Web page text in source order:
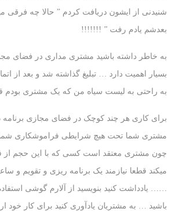
شنیدنی از ایشون دریافت کردم ” حالا چه فرقی
بعدشم یادم رفت ” !!!!!!!
به خاطر داشته باشید مشتری مداری در فضای
بسیار اهمیت دارد … تبلیغ گذاشته شد و بعد از
به راحتی به لیست سیاه من که یک مشتری
برای کاری هر چند کوچک در فضای مجازی برنامه
مشتری شما تحت هیچ شرایطی فراموشکاری شما
چون مشتری معتقد است کسی که با این حجم از
میکند قطعا نیازمند یک برنامه ریزی و تقویم و
…… یادداشت کنید بنویسید از آلارم گوشی
باشید … به مشتریان یادآوری کنید برای کار خود